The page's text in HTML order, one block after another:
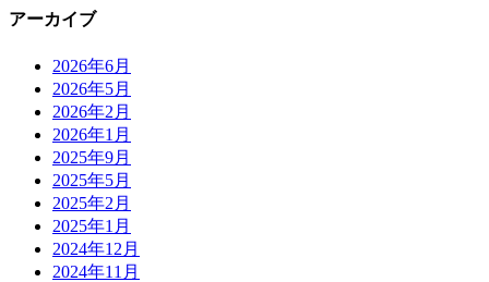
アーカイブ
2026年6月
2026年5月
2026年2月
2026年1月
2025年9月
2025年5月
2025年2月
2025年1月
2024年12月
2024年11月